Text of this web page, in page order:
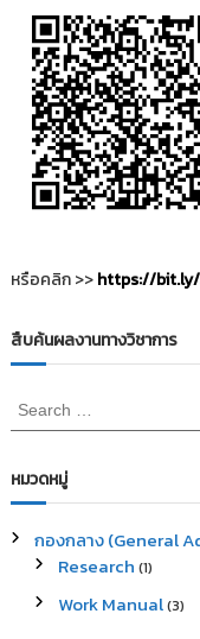
t
o
r
y
ค
ลั
อ
ล
ง
น
จั
ย
ญ
รี
หรือคลิก >>https://bit.ly/
สืบค้นผลงานทางวิชาการ
e
r
c
f
หมวดหมู่
กองกลาง (General
Research (1)
Work Manual(3)